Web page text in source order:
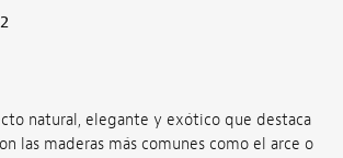
natural, elegante y exótico que destaca
las maderas más comunes como el arce o